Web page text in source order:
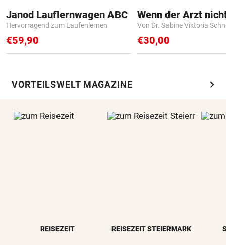
Janod Lauflernwagen ABC
Hervorragend zum Laufenlernen
€59,90
Von Dr. Sabine Viktoria
€30,00
VORTEILSWELT MAGAZINE chevron_right
REISEZEIT REISEZEIT STEIERMARK